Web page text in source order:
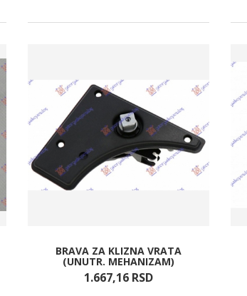
BRAVA ZA KLIZNA VRATA
(UNUTR. MEHANIZAM)
1.667,16 RSD